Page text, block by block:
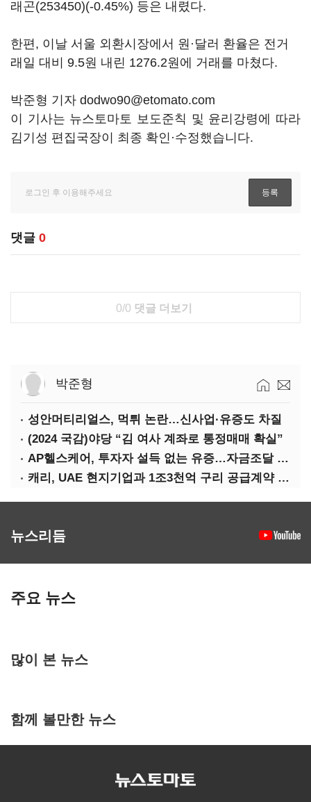
래곤(253450)(-0.45%) 등은 내렸다.
한편, 이날 서울 외환시장에서 원·달러 환율은 전거
래일 대비 9.5원 내린 1276.2원에 거래를 마쳤다.
박준형 기자 dodwo90@etomato.com
이 기사는 뉴스토마토 보도준칙 및 윤리강령에 따라
김기성 편집국장이 최종 확인·수정했습니다.
댓글 0
0/0 댓글 더보기
박준형
성안머티리얼스, 먹튀 논란…신사업·유증도 차질
(2024 국감)야당 “김 여사 계좌로 통정매매 확실”
AP헬스케어, 투자자 설득 없는 유증…자금조달 ‘빨간불’
캐리, UAE 현지기업과 1조3천억 구리 공급계약 체결
뉴스리듬
주요 뉴스
많이 본 뉴스
함께 볼만한 뉴스